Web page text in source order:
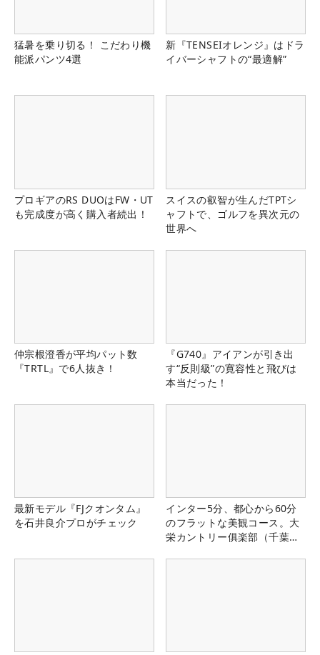
猛暑を乗り切る！ こだわり機
能派パンツ4選
新『TENSEIオレンジ』はドラ
イバーシャフトの“最適解”
プロギアのRS DUOはFW・UT
も完成度が高く購入者続出！
スイスの叡智が生んだTPTシ
ャフトで、ゴルフを異次元の
世界へ
仲宗根澄香が平均パット数
『TRTL』で6人抜き！
『G740』アイアンが引き出
す“反則級”の寛容性と飛びは
本当だった！
最新モデル『FJクオンタム』
を石井良介プロがチェック
インター5分、都心から60分
のフラットな美観コース。大
栄カントリー俱楽部（千葉